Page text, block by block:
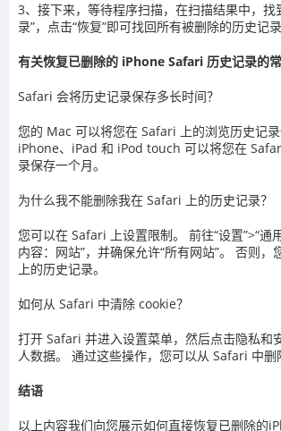
3、接下来，等待程序扫描，在扫描结果中，找
录”，点击“恢复”即可找回所有被删除的历史记录
有关恢复已删除的 iPhone Safari 历史记录的
Safari 会将历史记录保存多长时间？
您的 Mac 可以将您在 Safari 上的浏览历史记
iPhone、iPad 和 iPod touch 可以将您在
录保存一个月。
为什么我不能删除我在 Safari 上的历史记录？
您可以在 Safari 上设置限制。 前往“设置”>“通
内容：网站”，并确保允许“所有网站”。 否则
上的历史记录。
如何从 Safari 中清除 cookie？
打开 Safari 并进入设置菜单，然后点击隐私和
人数据。 通过这些操作，您可以从 Safari 中删
结语
以上内容我们向您展示如何直接恢复已删除的